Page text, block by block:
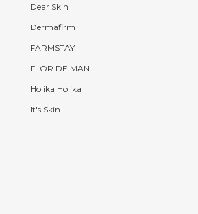
Dear Skin
Dermafirm
FARMSTAY
FLOR DE MAN
Holika Holika
It's Skin